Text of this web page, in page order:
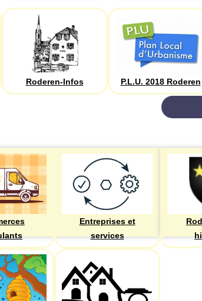
Roderen-Infos P.L.U. 2018 Roderen
Entreprises et
services